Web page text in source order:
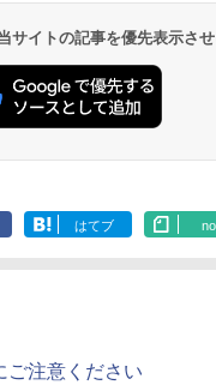
サイトの記事を優先表示さ
はてブ
ご注意ください